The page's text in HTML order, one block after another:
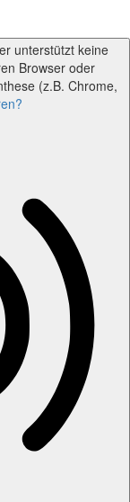
unterstützt keine
Browser oder
(z.B. Chrome,